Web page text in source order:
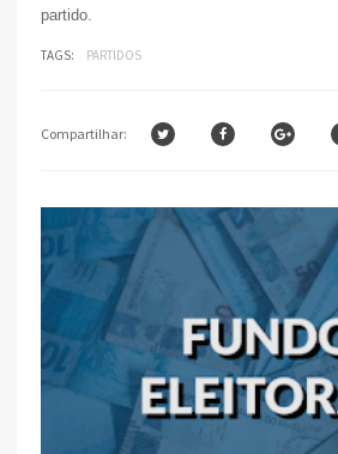
partido.
TAGS: PARTIDOS
Compartilhar: